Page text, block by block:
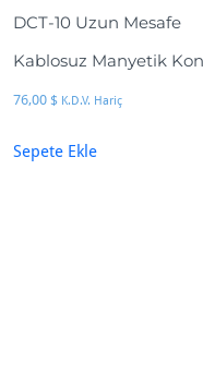
DCT-10 Uzun Mesafe
Kablosuz Manyetik
76,00 $ K.D.V. Hariç
Sepete Ekle